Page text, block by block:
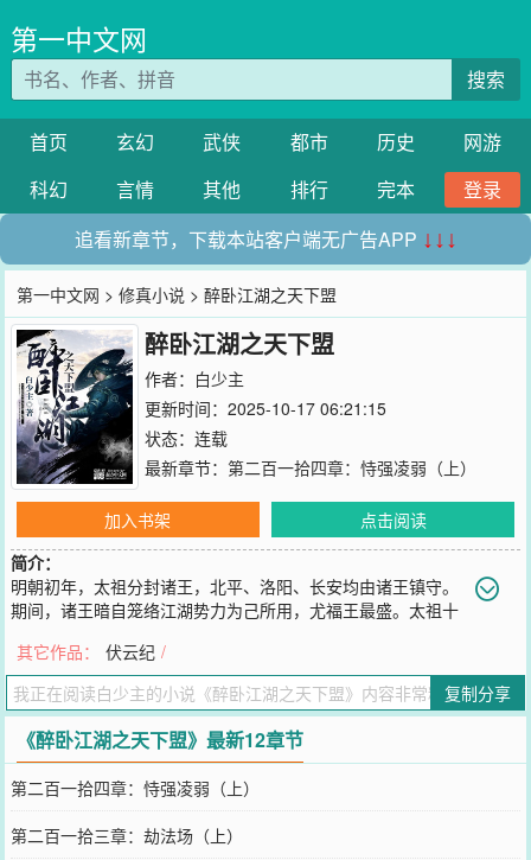
第一中文网
搜索
首页 玄幻 武侠 都市 历史
网游
科幻
言情 其他 排行 完本
登录
追看新章节，下载本站客户端无广告APP ↓↓↓
第一中文网 >修真小说 > 醉卧江湖之天下盟
醉卧江湖之天下盟
作者： 白少主
更新时间：2025-10-17 06:21:15
状态：连载
最新章节： 第二百一拾四章：恃强凌弱（上）
加入书架
点击阅读
简介：
明朝初年，太祖分封诸王，北平、洛阳、长安均由诸王镇守。
期间，诸王暗自笼络江湖势力为己所用，尤福王最盛。太祖十
之中，以天香楼为首的八大门派风头之劲无人可挡，俨然为武林领
袖。为护中原百姓免受蛮族侵犯，天香楼在洛阳设八派会武，挑选各
派精英。八派会武，五年一届，为武林盛会。八派之外，有东海逍遥
派、泰山金刀门、岭南五毒教、蜀中唐门，其余江湖门派帮派数目过
千。期间，更有隐藏数百年的神秘组织——天下盟实力深不可测，独
有无剑山庄知其一二。我们的故事从天香楼的这一届八派会武开始.....
作者自定义标签:热血杀手
您要是觉得《
醉卧江湖之天下盟
微博微信里的朋友推荐哦！
其它作品： 伏云纪 /
复制分享
《醉卧江湖之天下盟》最新12章节
第二百一拾四章：恃强凌弱（上）
第二百一拾三章：劫法场（上）